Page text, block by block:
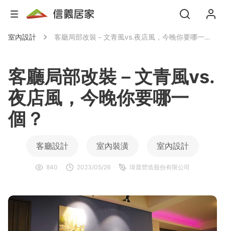
室內設計 客廳局部改裝－文青風vs.夜店風，今晚你要哪一個？
客廳局部改裝－文青風vs.
夜店風，今晚你要哪一
個？
客廳設計 室內裝潢 室內設計
840 2023/05/26 瑋晨營造股份有限公司